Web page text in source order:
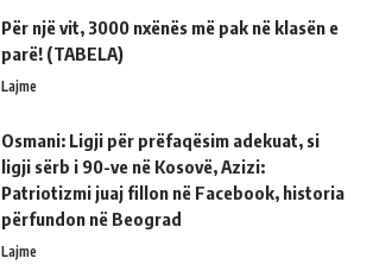
Për një vit, 3000 nxënës më pak në klasën e
parë! (TABELA)
Lajme
Osmani: Ligji për prëfaqësim adekuat, si
ligji sërb i 90-ve në Kosovë, Azizi:
Patriotizmi juaj fillon në Facebook, historia
përfundon në Beograd
Lajme